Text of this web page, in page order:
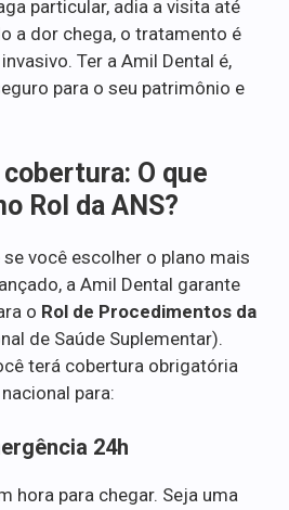
particular, adia a visita até
a dor chega, o tratamento é
Ter a Amil Dental é,
para o seu patrimônio e
O que
Rol da ANS?
você escolher o plano mais
a Amil Dental garante
o Rol de Procedimentos da
de Saúde Suplementar).
terá cobertura obrigatória
para:
24h
hora para chegar. Seja uma